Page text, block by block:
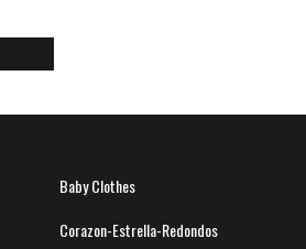
Baby Clothes
Corazon-Estrella-Redondos